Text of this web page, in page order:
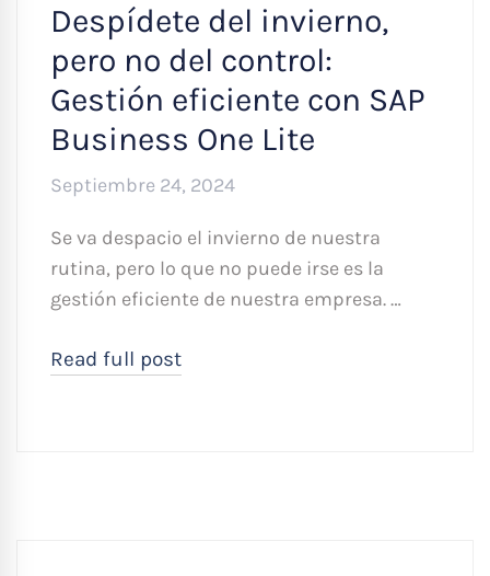
Despídete del invierno,
pero no del control:
Gestión eficiente con SAP
Business One Lite
Septiembre 24, 2024
Se va despacio el invierno de nuestra
rutina, pero lo que no puede irse es la
gestión eficiente de nuestra empresa. …
Read full post